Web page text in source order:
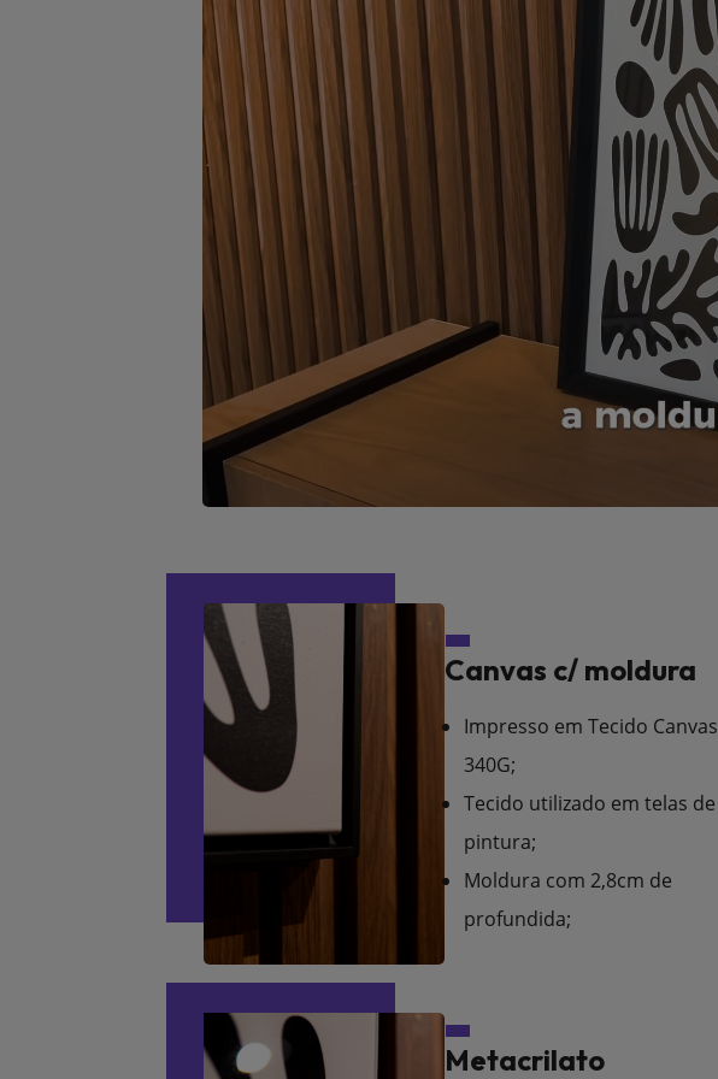
Canvas c/ moldura
Impresso em Tecido Canvas
340G;
Tecido utilizado em telas de
pintura;
Moldura com 2,8cm de
profundida;
Metacrilato